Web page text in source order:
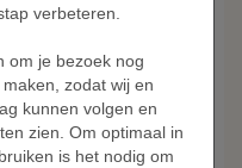
verbeteren.
om je bezoek nog
zodat wij en
kunnen volgen en
zien. Om optimaal in
is het nodig om